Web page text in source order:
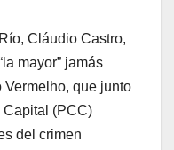
Cláudio Castro,
mayor” jamás
que junto
Capital (PCC)
del crimen